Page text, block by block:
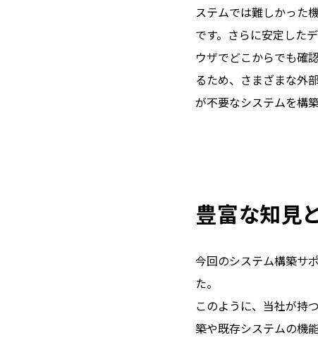
ステムでは難しかった
です。さらに安定した
ウザでどこからでも確
るため、さまざまな外
が不要なシステムを構
豊富な知見
今回のシステム構築サ
た。
このように、当社が持
築や既存システムの機